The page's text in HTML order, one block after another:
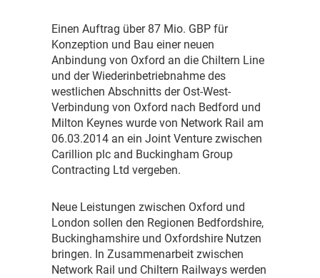
Einen Auftrag über 87 Mio. GBP für
Konzeption und Bau einer neuen
Anbindung von Oxford an die Chiltern Line
und der Wiederinbetriebnahme des
westlichen Abschnitts der Ost-West-
Verbindung von Oxford nach Bedford und
Milton Keynes wurde von Network Rail am
06.03.2014 an ein Joint Venture zwischen
Carillion plc and Buckingham Group
Contracting Ltd vergeben.
Neue Leistungen zwischen Oxford und
London sollen den Regionen Bedfordshire,
Buckinghamshire und Oxfordshire Nutzen
bringen. In Zusammenarbeit zwischen
Network Rail und Chiltern Railways werden